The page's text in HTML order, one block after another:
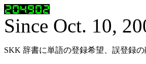
Since Oct. 10,
SKK 辞書に単語の登録希望、誤登録